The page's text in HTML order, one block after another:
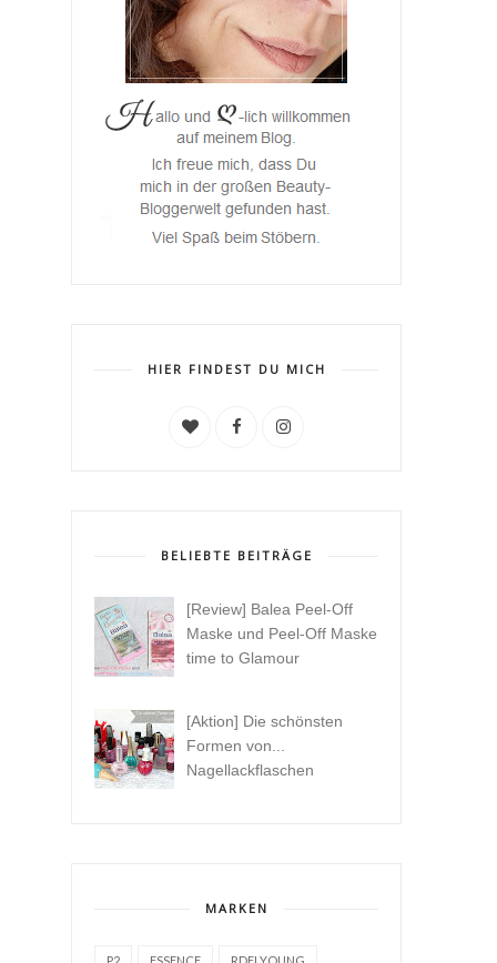
HIER FINDEST DU MICH
BELIEBTE BEITRÄGE
[Review] Balea Peel-Off
Maske und Peel-Off Maske
time to Glamour
[Aktion] Die schönsten
Formen von...
Nagellackflaschen
MARKEN